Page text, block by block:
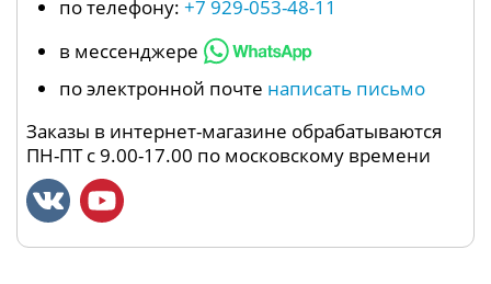
по телефону: +7 929-053-48-11
в мессенджере
по электронной почте написать письмо
Заказы в интернет-магазине обрабатываются
ПН-ПТ с 9.00-17.00 по московскому времени